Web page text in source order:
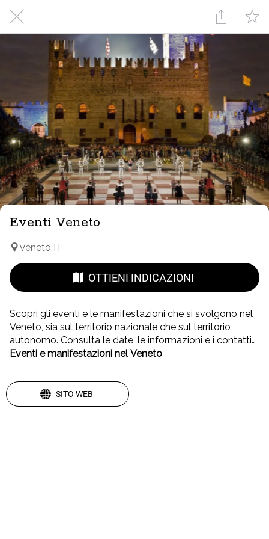
Eventi Veneto
Veneto IT
OTTIENI INDICAZIONI
Scopri gli eventi e le manifestazioni che si svolgono nel
Veneto, sia sul territorio nazionale che sul territorio
autonomo. Consulta le date, le informazioni e i contatti
dei vari eventi e manifestazioni sul sito
Eventi e manifestazioni nel Veneto
SITO WEB